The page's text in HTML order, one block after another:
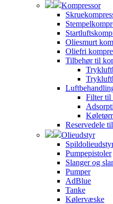
Kompressor
Oliesmurt
Oliefri
Tilbehør til
Filter til
Reservedele
Olieudstyr
Pumpepistoler
Slanger og
Pumper
AdBlue
Tanke
Kølervæske